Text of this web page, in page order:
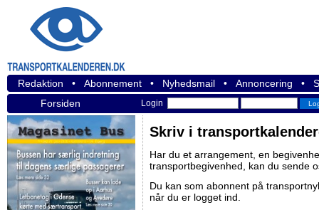
Redaktion • Abonnement • Nyhedsmail • Annoncering •
Forsiden
Login
Skriv i
Har du et arrangement, en
transportbegivenhed, kan du sende
Du kan som abonnent på
når du er logget ind.